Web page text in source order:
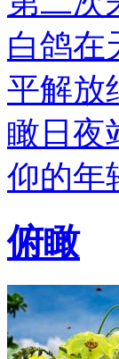
白鸽在
平解放
瞰日夜
仰的年
俯瞰